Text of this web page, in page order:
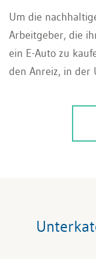
Um die
Arbeitgeber, die
ein E-Auto zu
den Anreiz, in der
die Besteuerung
möglichen
Arbeitgeber wie